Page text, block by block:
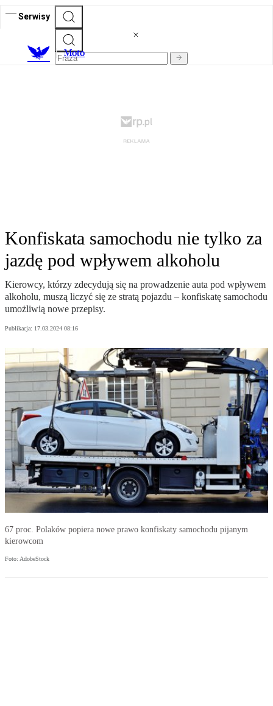
Serwisy
Moto
Konfiskata samochodu nie tylko za
jazdę pod wpływem alkoholu
Kierowcy, którzy zdecydują się na prowadzenie auta pod wpływem
alkoholu, muszą liczyć się ze stratą pojazdu – konfiskatę samochodu
umożliwią nowe przepisy.
Publikacja: 17.03.2024 08:16
67 proc. Polaków popiera nowe prawo konfiskaty samochodu pijanym
kierowcom
Foto: AdobeStock